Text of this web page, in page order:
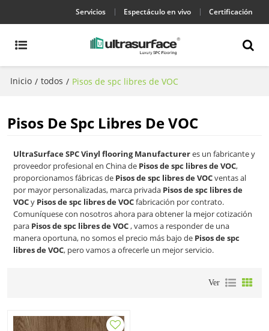
Servicios Espectáculo en vivo Certificación
Inicio / todos / Pisos de spc libres de VOC
Pisos De Spc Libres De VOC
UltraSurface SPC Vinyl flooring Manufactureres un fabricante y
proveedor profesional en China de Pisos de spc libres de VOC,
proporcionamos fábricas de Pisos de spc libres de VOCventas al
por mayor personalizadas, marca privada Pisos de spc libres de
VOCy Pisos de spc libres de VOCfabricación por contrato.
Comuníquese con nosotros ahora para obtener la mejor cotización
para Pisos de spc libres de VOC, vamos a responder de una
manera oportuna, no somos el precio más bajo de Pisos de spc
libres de VOC, pero vamos a ofrecerle un mejor servicio.
Ver